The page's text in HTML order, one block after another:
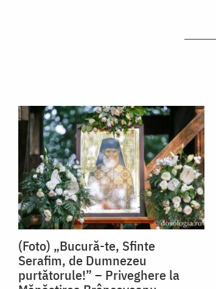
(Foto) „Bucură-te, Sfinte
Serafim, de Dumnezeu
purtătorule!” – Priveghere la